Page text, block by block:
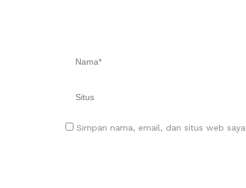
Simpan nama, email, dan situs web